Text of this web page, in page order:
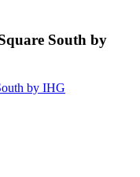
South by
by IHG